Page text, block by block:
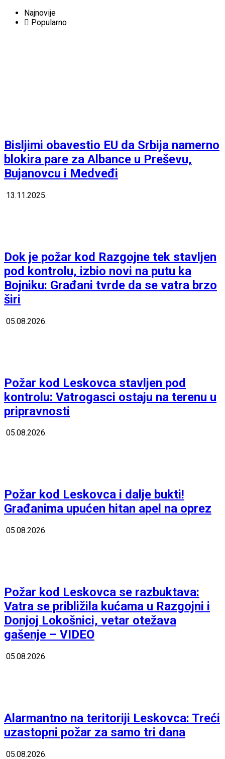
Najnovije
Popularno
Bisljimi obavestio EU da Srbija namerno
blokira pare za Albance u Preševu,
Bujanovcu i Medveđi
13.11.2025.
Dok je požar kod Razgojne tek stavljen
pod kontrolu, izbio novi na putu ka
Bojniku: Građani tvrde da se vatra brzo
širi
05.08.2026.
Požar kod Leskovca stavljen pod
kontrolu: Vatrogasci ostaju na terenu u
pripravnosti
05.08.2026.
Požar kod Leskovca i dalje bukti!
Građanima upućen hitan apel na oprez
05.08.2026.
Požar kod Leskovca se razbuktava:
Vatra se približila kućama u Razgojni i
Donjoj Lokošnici, vetar otežava
gašenje – VIDEO
05.08.2026.
Alarmantno na teritoriji Leskovca: Treći
uzastopni požar za samo tri dana
05.08.2026.